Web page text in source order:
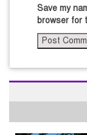
Save my
browser for